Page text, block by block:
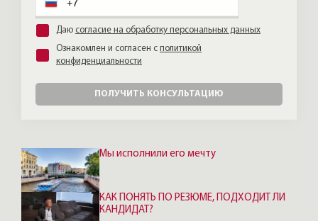
Мы исполнили его мечту
КАК ПОНЯТЬ ПО РЕЗЮМЕ, ПОДХОДИТ ЛИ
КАНДИДАТ?
Даю согласие на обработку персональных данных
Ознакомлен и согласен с политикой
конфиденциальности
ПОЛУЧИТЬ КОНСУЛЬТАЦИЮ